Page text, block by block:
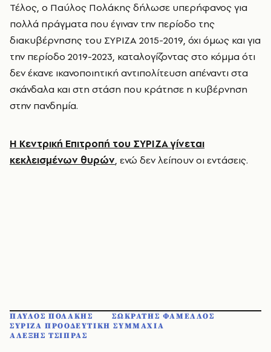
Τέλος, ο Παύλος Πολάκης δήλωσε υπερήφανος για
πολλά πράγματα που έγιναν την περίοδο της
διακυβέρνησης του ΣΥΡΙΖΑ 2015-2019, όχι όμως και για
την περίοδο 2019-2023, καταλογίζοντας στο κόμμα ότι
δεν έκανε ικανοποιητική αντιπολίτευση απέναντι στα
σκάνδαλα και στη στάση που κράτησε η κυβέρνηση
στην πανδημία.
Η Κεντρική Επιτροπή του ΣΥΡΙΖΑ γίνεται
κεκλεισμένων θυρών, ενώ δεν λείπουν οι εντάσεις.
ΠΑΥΛΟΣ ΠΟΛΑΚΗΣ
ΣΩΚΡΑΤΗΣ ΦΑΜΕΛΛΟΣ
ΣΥΡΙΖΑ ΠΡΟΟΔΕΥΤΙΚΗ ΣΥΜΜΑΧΙΑ
ΑΛΕΞΗΣ ΤΣΙΠΡΑΣ